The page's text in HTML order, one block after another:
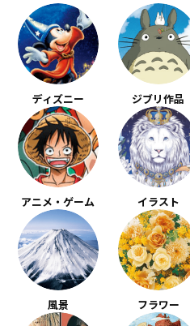
ディズニー ジブリ作品
アニメ・ゲーム イラスト
風景 フラワー